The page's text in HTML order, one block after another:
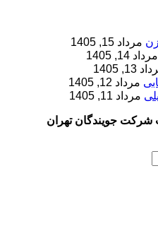
مرداد 15, 1405
مرداد 14, 1405
13, 1405
مرداد 12, 1405
مرداد 11, 1405
جویندگان تهران